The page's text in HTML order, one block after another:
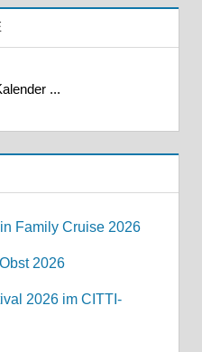
...
Family Cruise 2026
2026
2026 im CITTI-